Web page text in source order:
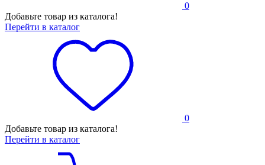
0
Добавьте товар из каталога!
Перейти в каталог
0
Добавьте товар из каталога!
Перейти в каталог